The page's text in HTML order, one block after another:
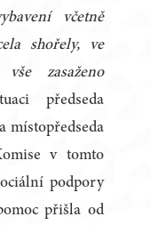
včetně
shořely, ve
zasaženo
předseda
místopředseda
v tomto
podpory
přišla od